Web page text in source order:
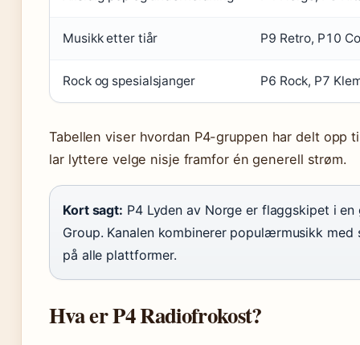
Musikk etter tiår P9 Retro, P10
Rock og spesialsjanger P6 Rock, P7
Tabellen viser hvordan P4-gruppen har delt opp
lar lyttere velge nisje framfor én generell strøm.
Kort sagt: P4 Lyden av Norge er flaggskipet i
Group. Kanalen kombinerer populærmusikk
på alle plattformer.
Hva er P4 Radiofrokost?